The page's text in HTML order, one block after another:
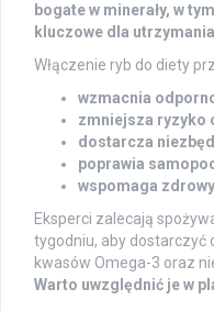
bogate w minerały, w
kluczowe dla
Włączenie ryb do diety
wzmacnia
zmniejsza ryzyko
dostarcza
poprawia
wspomaga
Eksperci zalecają
tygodniu, aby
kwasów Omega-3 oraz
Warto uwzględnić je w